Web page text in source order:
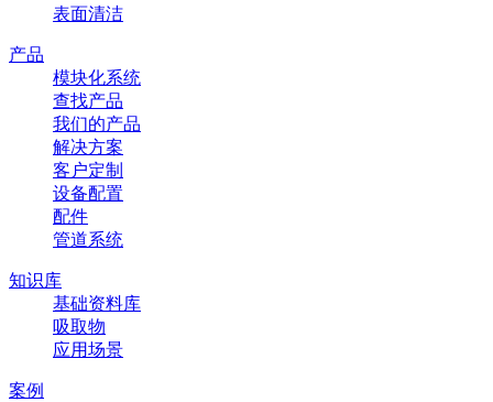
表面清洁
产品
模块化系统
查找产品
我们的产品
解决方案
客户定制
设备配置
配件
管道系统
知识库
基础资料库
吸取物
应用场景
案例